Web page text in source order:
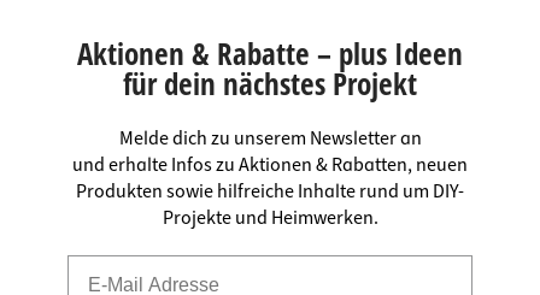
Aktionen & Rabatte – plus Ideen
für dein nächstes Projekt
Melde dich zu unserem Newsletter an
und erhalte Infos zu Aktionen & Rabatten, neuen
Produkten sowie hilfreiche Inhalte rund um DIY-
Projekte und Heimwerken.